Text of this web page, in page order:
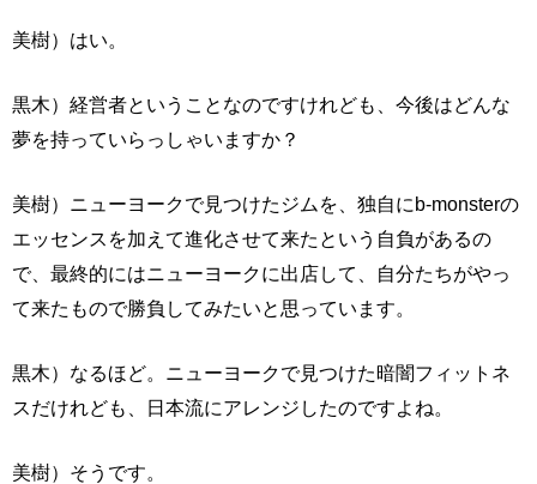
美樹）はい。
黒木）経営者ということなのですけれども、今後はどんな
夢を持っていらっしゃいますか？
美樹）ニューヨークで見つけたジムを、独自にb-monsterの
エッセンスを加えて進化させて来たという自負があるの
で、最終的にはニューヨークに出店して、自分たちがやっ
て来たもので勝負してみたいと思っています。
黒木）なるほど。ニューヨークで見つけた暗闇フィットネ
スだけれども、日本流にアレンジしたのですよね。
美樹）そうです。